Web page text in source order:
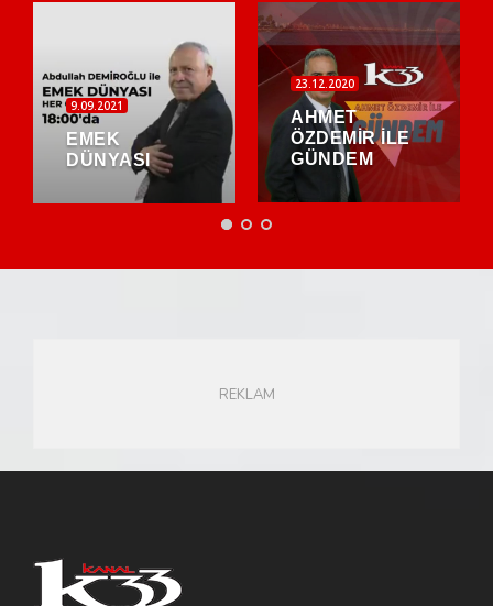
9.09.2021
EMEK
DÜNYASI
23.12.2020
AHMET
ÖZDEMİR İLE
GÜNDEM
REKLAM